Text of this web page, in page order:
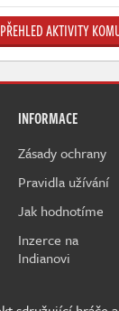
PŘEHLED AKTIVITY
INFORMACE
Zásady ochrany
Pravidla užívání
Jak hodnotíme
Inzerce na
Indianovi